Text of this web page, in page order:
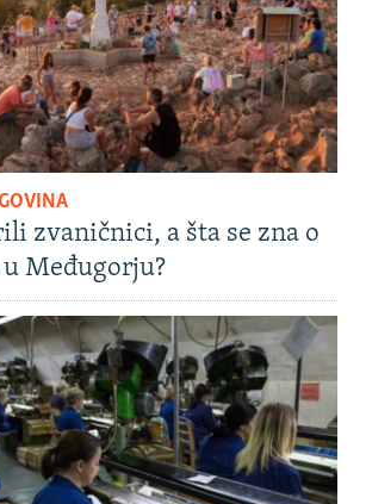
zvaničnici, a šta se zna o
Međugorju?